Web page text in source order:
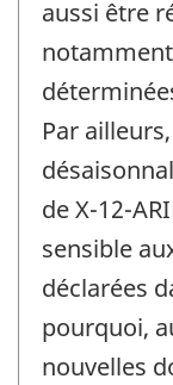
aussi être
Par
de X-12-
sensible
déclarées
pourquoi,
nouvelles